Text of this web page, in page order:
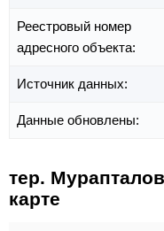
Реестровый номер
адресного объекта:
Источник данных:
Данные обновлены:
тер.
карте